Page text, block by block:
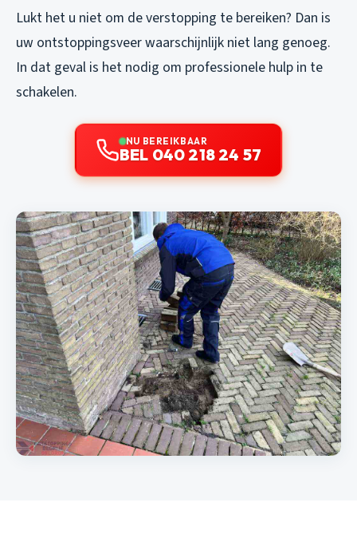
Lukt het u niet om de verstopping te bereiken? Dan is
uw ontstoppingsveer waarschijnlijk niet lang genoeg.
In dat geval is het nodig om professionele hulp in te
schakelen.
NU BEREIKBAAR
BEL 040 218 24 57